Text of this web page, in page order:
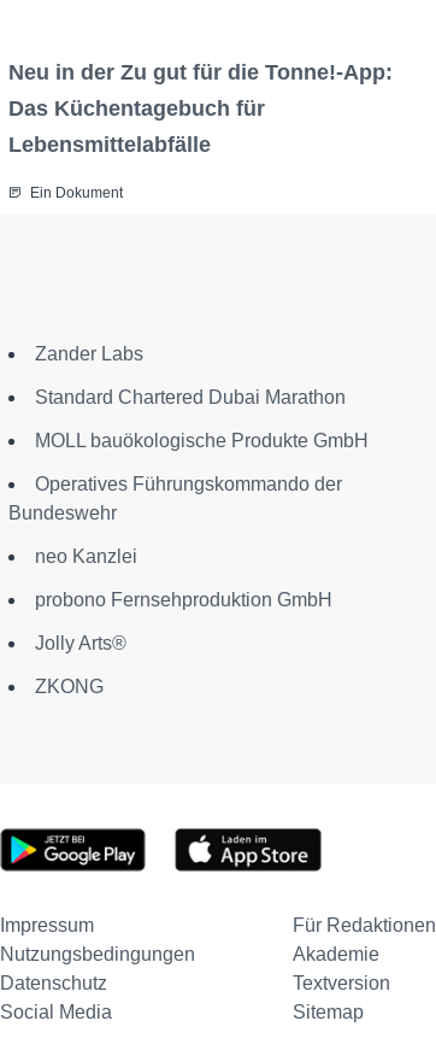
Neu in der Zu gut für die Tonne!-App:
Das Küchentagebuch für
Lebensmittelabfälle
Ein Dokument
Zander Labs
Standard Chartered Dubai Marathon
MOLL bauökologische Produkte GmbH
Operatives Führungskommando der
Bundeswehr
neo Kanzlei
probono Fernsehproduktion GmbH
Jolly Arts®
ZKONG
Impressum Für Redaktionen
Nutzungsbedingungen
Akademie
Datenschutz
Textversion
Social Media
Sitemap